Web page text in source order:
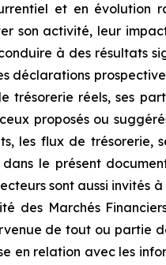
et en évolution
son activité, leur
à des résultats
réels, ses
proposés ou
les flux de trésorerie,
le présent
sont aussi invités
des Marchés
de tout ou partie
en relation avec les